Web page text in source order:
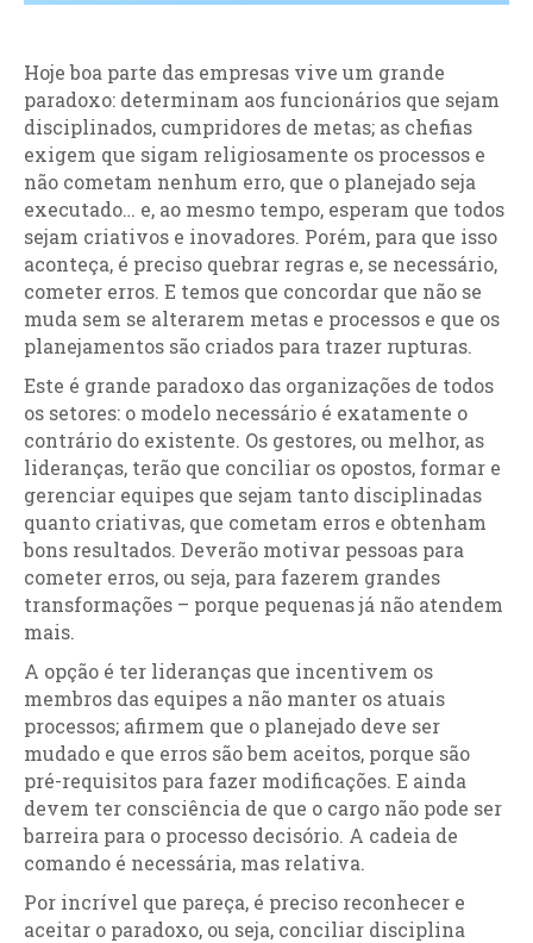
Hoje boa parte das empresas vive um grande
paradoxo: determinam aos funcionários que sejam
disciplinados, cumpridores de metas; as chefias
exigem que sigam religiosamente os processos e
não cometam nenhum erro, que o planejado seja
executado… e, ao mesmo tempo, esperam que todos
sejam criativos e inovadores. Porém, para que isso
aconteça, é preciso quebrar regras e, se necessário,
cometer erros. E temos que concordar que não se
muda sem se alterarem metas e processos e que os
planejamentos são criados para trazer rupturas.
Este é grande paradoxo das organizações de todos
os setores: o modelo necessário é exatamente o
contrário do existente. Os gestores, ou melhor, as
lideranças, terão que conciliar os opostos, formar e
gerenciar equipes que sejam tanto disciplinadas
quanto criativas, que cometam erros e obtenham
bons resultados. Deverão motivar pessoas para
cometer erros, ou seja, para fazerem grandes
transformações – porque pequenas já não atendem
mais.
A opção é ter lideranças que incentivem os
membros das equipes a não manter os atuais
processos; afirmem que o planejado deve ser
mudado e que erros são bem aceitos, porque são
pré-requisitos para fazer modificações. E ainda
devem ter consciência de que o cargo não pode ser
barreira para o processo decisório. A cadeia de
comando é necessária, mas relativa.
Por incrível que pareça, é preciso reconhecer e
aceitar o paradoxo, ou seja, conciliar disciplina